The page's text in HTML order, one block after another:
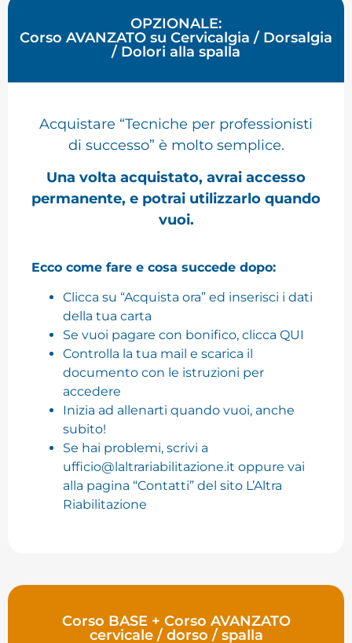
OPZIONALE:
Corso AVANZATO su Cervicalgia / Dorsalgia
/ Dolori alla spalla
Acquistare “Tecniche per professionisti
di successo” è molto semplice.
Una volta acquistato, avrai accesso
permanente, e potrai utilizzarlo quando
vuoi.
Ecco come fare e cosa succede dopo:
Clicca su “Acquista ora” ed inserisci i dati
della tua carta
Se vuoi pagare con bonifico, clicca QUI
Controlla la tua mail e scarica il
documento con le istruzioni per
accedere
Inizia ad allenarti quando vuoi, anche
subito!
Se hai problemi, scrivi a
ufficio@laltrariabilitazione.it oppure vai
alla pagina “Contatti” del sito L’Altra
Riabilitazione
Corso BASE + Corso AVANZATO
cervicale / dorso / spalla